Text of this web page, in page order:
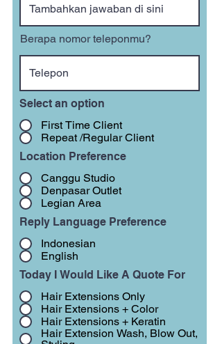
Berapa nomor teleponmu?
Select an option
First Time Client
Repeat /Regular Client
Location Preference
Canggu Studio
Denpasar Outlet
Legian Area
Reply Language Preference
Indonesian
English
Today I Would Like A Quote For
Hair Extensions Only
Hair Extensions + Color
Hair Extensions + Keratin
Hair Extension Wash, Blow Out,